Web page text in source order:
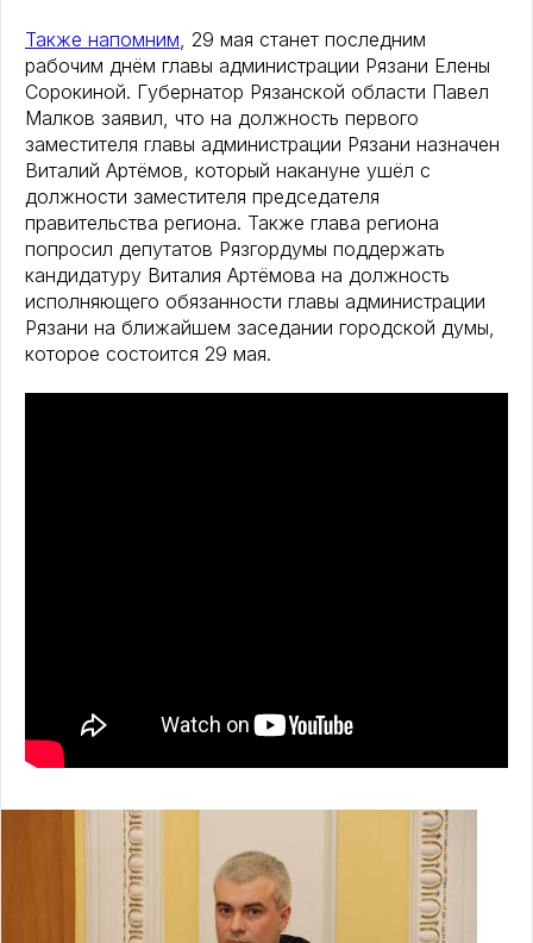
Также напомним, 29 мая станет последним
рабочим днём главы администрации Рязани Елены
Сорокиной. Губернатор Рязанской области Павел
Малков заявил, что на должность первого
заместителя главы администрации Рязани назначен
Виталий Артёмов, который накануне ушёл с
должности заместителя председателя
правительства региона. Также глава региона
попросил депутатов Рязгордумы поддержать
кандидатуру Виталия Артёмова на должность
исполняющего обязанности главы администрации
Рязани на ближайшем заседании городской думы,
которое состоится 29 мая.